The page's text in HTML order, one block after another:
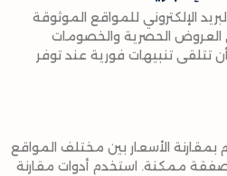
الإلكتروني للمواقع الموثوقة
العروض الحصرية والخصومات
تتلقى تنبيهات فورية عند توفر
الأسعار بين مختلف المواقع
ممكنة. استخدم أدوات مقارنة